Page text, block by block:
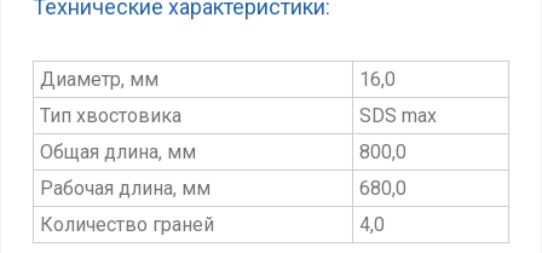
Технические характеристики:
Диаметр, мм
16,0
Тип хвостовика
SDS max
Общая длина, мм
800,0
Рабочая длина, мм
680,0
Количество граней
4,0